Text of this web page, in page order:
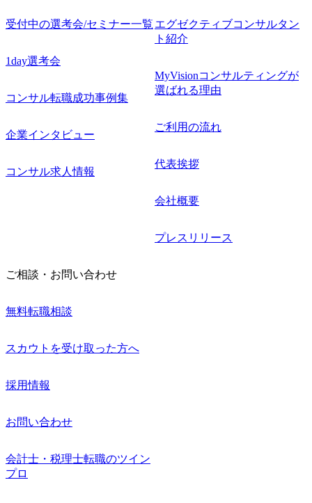
受付中の選考会/セミナー一覧
1day選考会
コンサル転職成功事例集
企業インタビュー
コンサル求人情報
エグゼクティブコンサルタン
ト紹介
MyVisionコンサルティングが
選ばれる理由
ご利用の流れ
代表挨拶
会社概要
プレスリリース
ご相談・お問い合わせ
無料転職相談
スカウトを受け取った方へ
採用情報
お問い合わせ
会計士・税理士転職のツイン
プロ